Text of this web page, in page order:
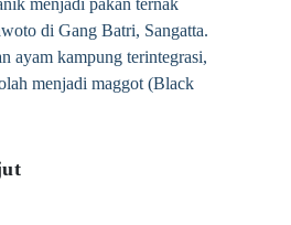
menjadi pakan ternak
di Gang Batri, Sangatta.
ayam kampung terintegrasi,
menjadi maggot (Black